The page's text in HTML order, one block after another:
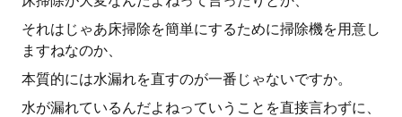
それはじゃあ床掃除を簡単にするために掃除機を用意し
ますねなのか、
本質的には水漏れを直すのが一番じゃないですか。
水が漏れているんだよねっていうことを直接言わずに、